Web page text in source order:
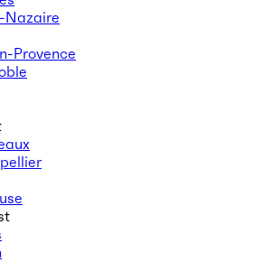
Nazaire
Provence